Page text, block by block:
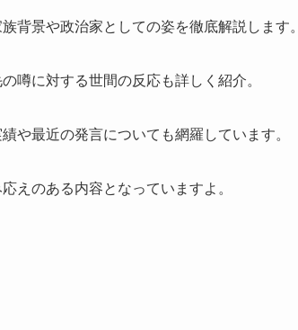
背景や政治家としての姿を徹底解説します。
噂に対する世間の反応も詳しく紹介。
や最近の発言についても網羅しています。
えのある内容となっていますよ。